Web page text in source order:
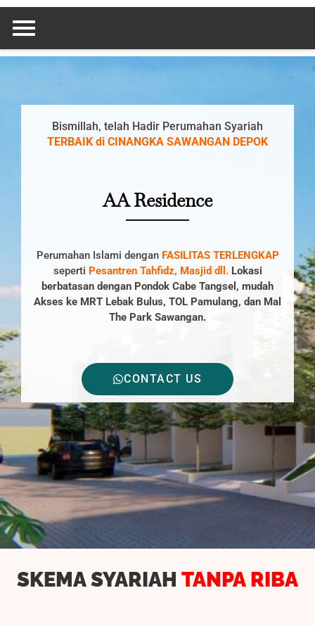
Skip
content
Bismillah, telah Hadir Perumahan Syariah
TERBAIK di CINANGKA SAWANGAN DEPOK
AA Residence
Perumahan Islami denganFASILITAS TERLENGKAP
seperti Pesantren Tahfidz, Masjid dll. Lokasi
berbatasan dengan Pondok Cabe Tangsel, mudah
Akses ke MRT Lebak Bulus, TOL Pamulang, dan Mal
The Park Sawangan.
CONTACT US
SKEMA SYARIAH TANPA RIBA